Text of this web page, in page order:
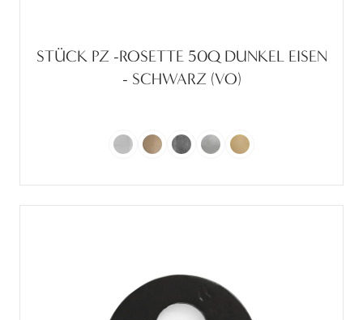
STÜCK PZ -ROSETTE 50Q DUNKEL EISEN
- SCHWARZ (VO)